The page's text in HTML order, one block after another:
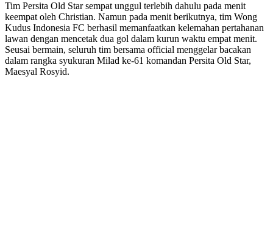
Tim Persita Old Star sempat unggul terlebih dahulu pada menit
keempat oleh Christian. Namun pada menit berikutnya, tim Wong
Kudus Indonesia FC berhasil memanfaatkan kelemahan pertahanan
lawan dengan mencetak dua gol dalam kurun waktu empat menit.
Seusai bermain, seluruh tim bersama official menggelar bacakan
dalam rangka syukuran Milad ke-61 komandan Persita Old Star,
Maesyal Rosyid.